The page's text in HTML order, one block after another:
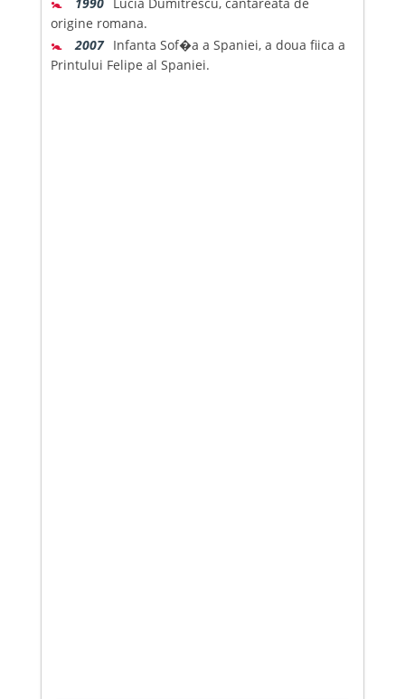
origine romana.
🚼 2007 Infanta Sof�a a Spaniei, a doua fiica a
Printului Felipe al Spaniei.